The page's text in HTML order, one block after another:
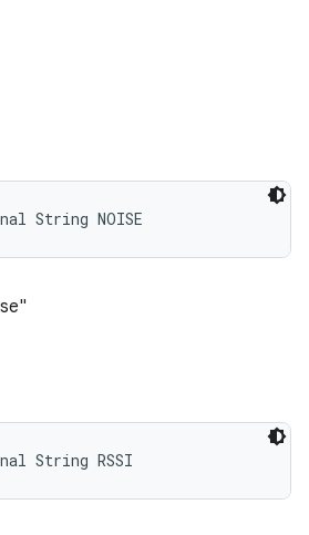
String NOISE
String RSSI